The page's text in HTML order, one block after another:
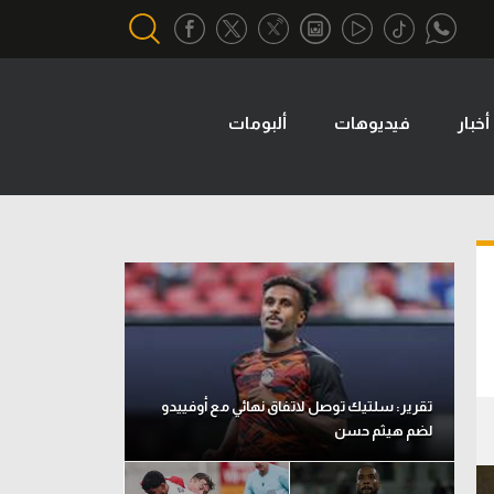
تحقيق في الجول
تقرير في الجول
تحليل في الجول
حكايات في الجول
كويز في الجول
فيديو في الجول
أخبار فيديوهات ألبومات
تقرير: سلتيك توصل لاتفاق نهائي مع أوفييدو
لضم هيثم حسن